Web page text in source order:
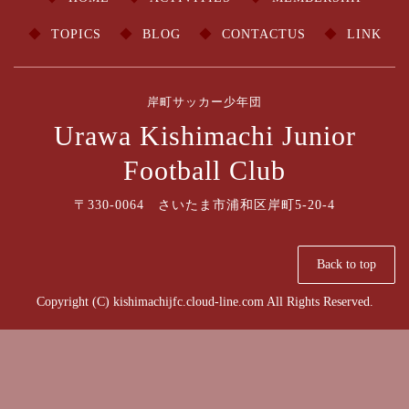
TOPICS BLOG CONTACTUS LINK
岸町サッカー少年団
Urawa Kishimachi Junior
Football Club
〒330-0064 さいたま市浦和区岸町5-20-4
Back to top
Copyright (C) kishimachijfc.cloud-line.com All Rights Reserved.